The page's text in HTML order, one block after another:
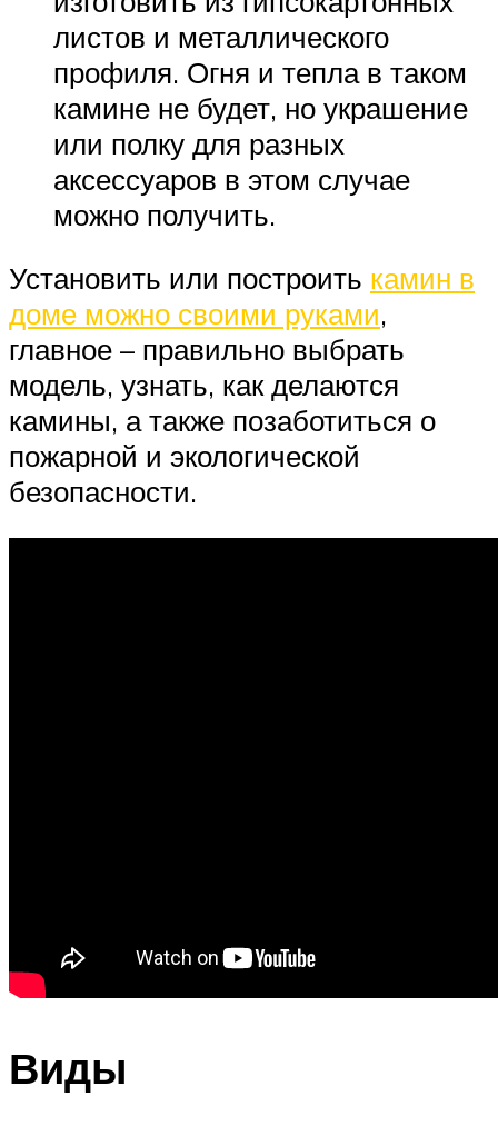
листов и металлического
профиля. Огня и тепла в таком
камине не будет, но украшение
или полку для разных
аксессуаров в этом случае
можно получить.
Установить или построить камин в
доме можно своими руками,
главное – правильно выбрать
модель, узнать, как делаются
камины, а также позаботиться о
пожарной и экологической
безопасности.
Виды